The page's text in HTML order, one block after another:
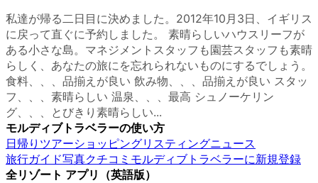
私達が帰る二日目に決めました。2012年10月3日、イギリス
に戻って直ぐに予約しました。 素晴らしいハウスリーフが
ある小さな島。マネジメントスタッフも園芸スタッフも素晴
らしく、あなたの旅にを忘れられないものにするでしょう。
食料、、、品揃えが良い 飲み物、、、品揃えが良い スタッ
フ、、、素晴らしい 温泉、、、最高 シュノーケリン
グ、、、とびきり素晴らしい...
モルディブトラベラーの使い方
日帰りツアーショッピングリスティングニュース
旅行ガイド写真クチコミ モルディブトラベラーに新規登録
全リゾート アプリ（英語版）